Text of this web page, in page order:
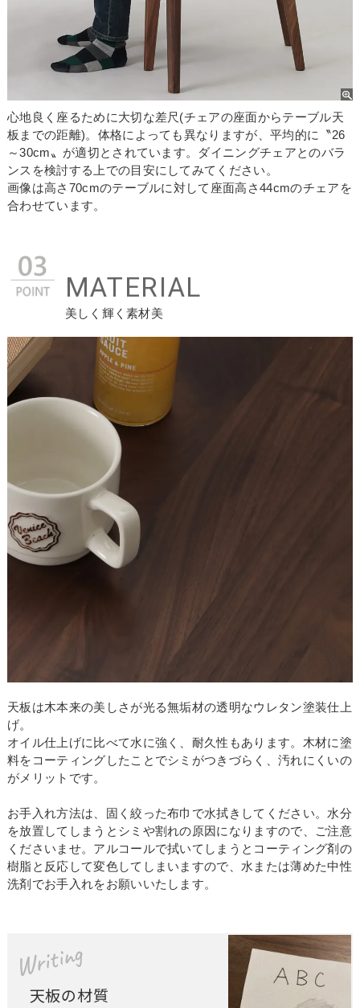
お買い物を続ける
心地良く座るために大切な差尺(チェアの座面からテーブル天
板までの距離)。体格によっても異なりますが、平均的に〝26
～30cm〟が適切とされています。ダイニングチェアとのバラ
ンスを検討する上での目安にしてみてください。
画像は高さ70cmのテーブルに対して座面高さ44cmのチェアを
合わせています。
MATERIAL
美しく輝く素材美
天板は木本来の美しさが光る無垢材の透明なウレタン塗装仕上
げ。
オイル仕上げに比べて水に強く、耐久性もあります。木材に塗
料をコーティングしたことでシミがつきづらく、汚れにくいの
がメリットです。
お手入れ方法は、固く絞った布巾で水拭きしてください。水分
を放置してしまうとシミや割れの原因になりますので、ご注意
くださいませ。アルコールで拭いてしまうとコーティング剤の
樹脂と反応して変色してしまいますので、水または薄めた中性
洗剤でお手入れをお願いいたします。
天板の材質
Writing